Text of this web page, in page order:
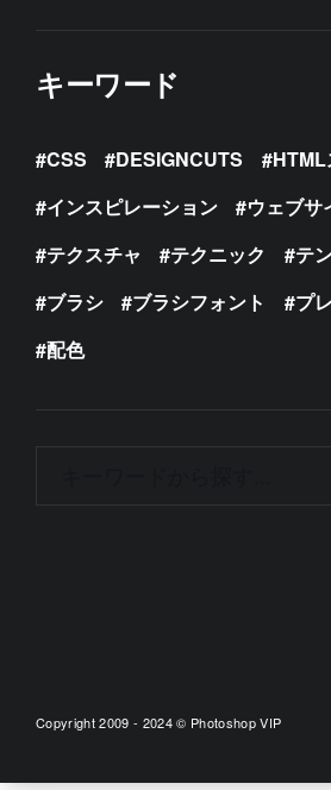
キーワード
CSS DESIGNCUTS HTML
インスピレーション
ウェブサ
テクスチャ
テクニック テ
ブラシ
ブラシフォント プ
配色
Copyright 2009 - 2024 © Photoshop VIP